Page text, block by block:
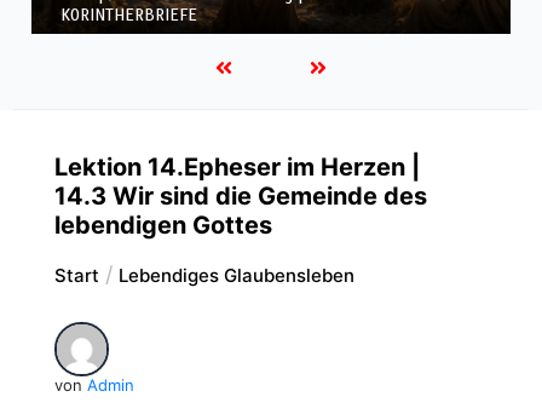
KORINTHERBRIEFE
Lektion 14.Epheser im Herzen |
14.3 Wir sind die Gemeinde des
lebendigen Gottes
Start Lebendiges Glaubensleben
von Admin